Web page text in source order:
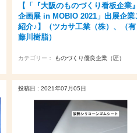
【「『大阪のものづくり看板企業』
企画展 in MOBIO 2021」出展企業
紹介♪】（ツカサ工業（株）、（有
藤川樹脂）
カテゴリー： ものづくり優良企業（匠）
投稿日 : 2021年07月05日